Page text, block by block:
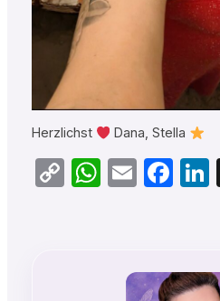
Herzlichst Dana, Stella
CopyEmail